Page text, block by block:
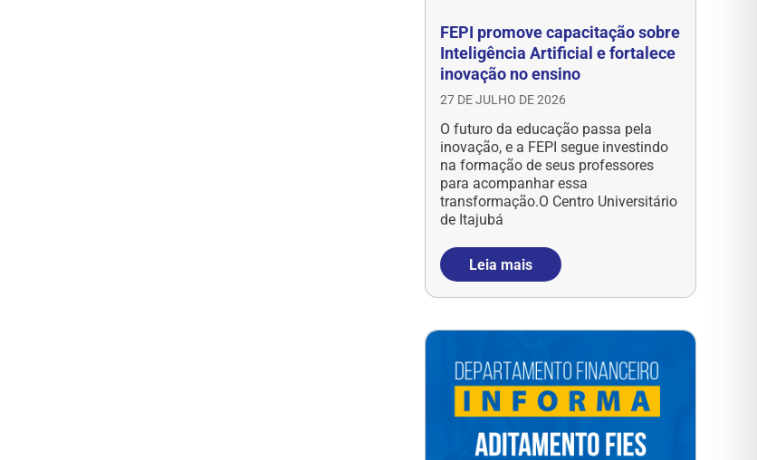
FEPI promove capacitação sobre
Inteligência Artificial e fortalece
inovação no ensino
27 DE JULHO DE 2026
O futuro da educação passa pela
inovação, e a FEPI segue investindo
na formação de seus professores
para acompanhar essa
transformação.O Centro Universitário
de Itajubá
Leia mais